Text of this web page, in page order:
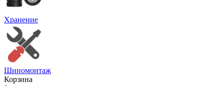
Хранение
Шиномонтаж
Корзина